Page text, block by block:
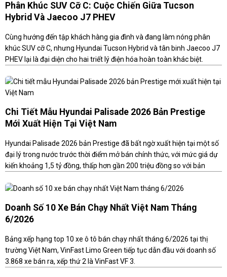
Phân Khúc SUV Cỡ C: Cuộc Chiến Giữa Tucson
Hybrid Và Jaecoo J7 PHEV
Cùng hướng đến tập khách hàng gia đình và đang làm nóng phân
khúc SUV cỡ C, nhưng Hyundai Tucson Hybrid và tân binh Jaecoo J7
PHEV lại là đại diện cho hai triết lý điện hóa hoàn toàn khác biệt.
Chi Tiết Mẫu Hyundai Palisade 2026 Bản Prestige
Mới Xuất Hiện Tại Việt Nam
Hyundai Palisade 2026 bản Prestige đã bất ngờ xuất hiện tại một số
đại lý trong nước trước thời điểm mở bán chính thức, với mức giá dự
kiến khoảng 1,5 tỷ đồng, thấp hơn gần 200 triệu đồng so với bản
Doanh Số 10 Xe Bán Chạy Nhất Việt Nam Tháng
6/2026
Bảng xếp hạng top 10 xe ô tô bán chạy nhất tháng 6/2026 tại thị
trường Việt Nam, VinFast Limo Green tiếp tục dẫn đầu với doanh số
3.868 xe bán ra, xếp thứ 2 là VinFast VF 3.